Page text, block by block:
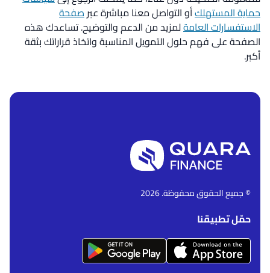
حماية المستهلكأو التواصل معنا مباشرة عبرصفحة
الاستفسارات العامةلمزيد من الدعم والتوضيح. تساعدك هذه
الصفحة على فهم حلول التمويل المناسبة واتخاذ قراراتك بثقة
أكبر.
© جميع الحقوق محفوظة. 2026
حمّل تطبيقنا